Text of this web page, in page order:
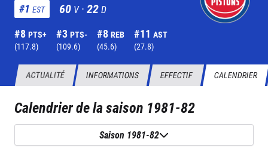
#1 EST 60 V ·22D
#8 PTS+
(117.8)
#3 PTS-
(109.6)
#8 REB
(45.6)
#11 AST
(27.8)
ACTUALITÉ INFORMATIONS EFFECTIF CALENDRIER
Calendrier de la saison 1981-82
Saison 1981-82